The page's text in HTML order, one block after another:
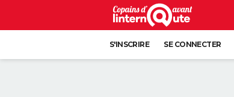
S'INSCRIRE SE CONNECTER